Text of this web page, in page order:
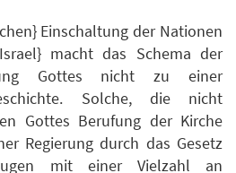
Einschaltung der Nationen
macht das Schema der
Gottes nicht zu einer
Solche, die nicht
Gottes Berufung der Kirche
Regierung durch das Gesetz
mit einer Vielzahl an